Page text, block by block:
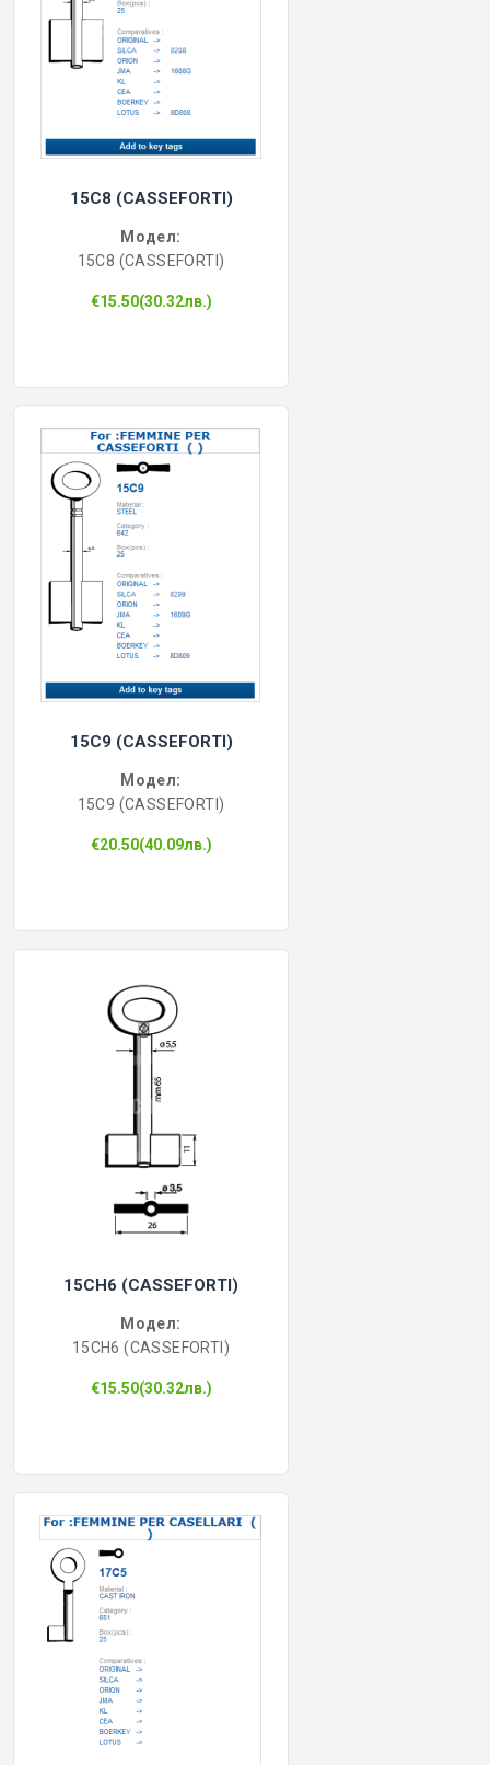
15C8 (CASSEFORTI)
Модел:
15C8 (CASSEFORTI)
€15.50(30.32лв.)
15C9 (CASSEFORTI)
Модел:
15C9 (CASSEFORTI)
€20.50(40.09лв.)
15CH6 (CASSEFORTI)
Модел:
15CH6 (CASSEFORTI)
€15.50(30.32лв.)